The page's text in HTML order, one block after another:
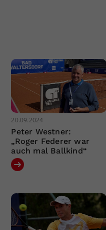
20.09.2024
Peter Westner:
„Roger Federer war
auch mal Ballkind“